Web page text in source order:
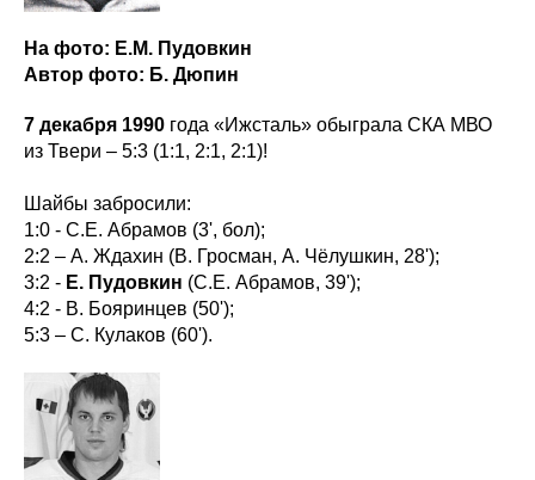
На фото: Е.М. Пудовкин
Автор фото: Б. Дюпин
7 декабря 1990 года «Ижсталь» обыграла СКА МВО
из Твери – 5:3 (1:1, 2:1, 2:1)!
Шайбы забросили:
1:0 - С.Е. Абрамов (3', бол);
2:2 – А. Ждахин (В. Гросман, А. Чёлушкин, 28');
3:2 - Е. Пудовкин (С.Е. Абрамов, 39');
4:2 - В. Бояринцев (50');
5:3 – С. Кулаков (60').